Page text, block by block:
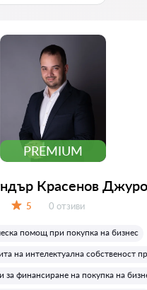
PREMIUM
Красенов
5 Отзиви:
0 отзиви
помощ при покупка на бизнес
на интелектуална собственост
за финансиране на покупка на